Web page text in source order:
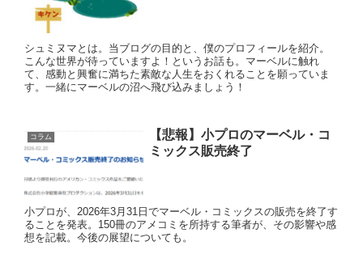
シュミヌマとは。当ブログの目的と、僕のプロフィールを紹介。
こんな世界が待っていますよ！というお話も。マーベルに触れ
て、感動と興奮に満ちた素敵な人生をおくれることを願っていま
す。一緒にマーベルの沼へ飛び込みましょう！
コラム
【悲報】小プロのマーベル・コ
ミックス販売終了
小プロが、2026年3月31日でマーベル・コミックスの販売を終了す
ることを発表。150冊のアメコミを所持する筆者が、その影響や感
想を記載。今後の展望についても。